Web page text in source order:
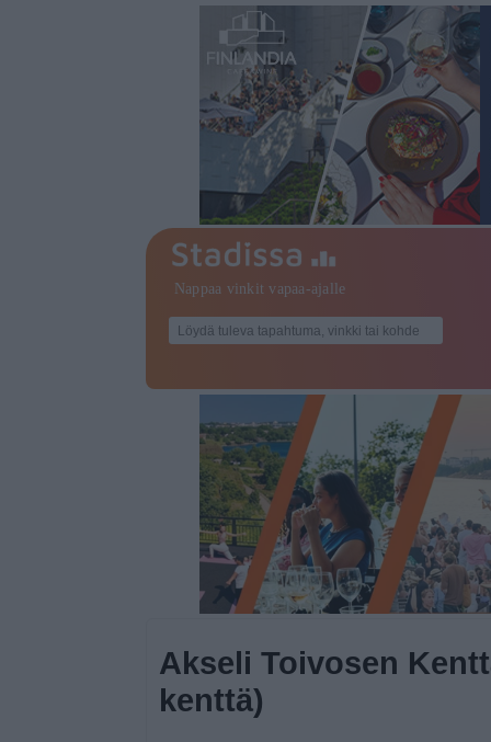
Akseli Toivosen
kenttä)